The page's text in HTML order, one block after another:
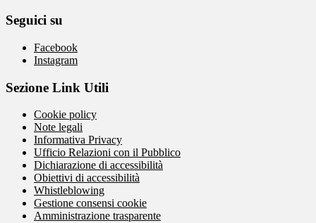
Seguici su
Facebook
Instagram
Sezione Link Utili
Cookie policy
Note legali
Informativa Privacy
Ufficio Relazioni con il Pubblico
Dichiarazione di accessibilità
Obiettivi di accessibilità
Whistleblowing
Gestione consensi cookie
Amministrazione trasparente